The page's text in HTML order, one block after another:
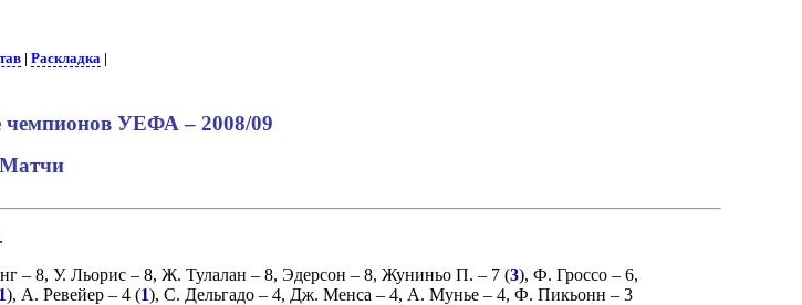
|Раскладка |
УЕФА – 2008/09
Матчи
– 8, У. Льорис– 8, Ж. Тулалан – 8, Эдерсон – 8, Жуниньо П. – 7 (3), Ф. Гроссо– 6,
), А. Ревейер– 4 (1), С. Дельгадо– 4, Дж. Менса – 4, А. Мунье– 4, Ф. Пикьонн – 3